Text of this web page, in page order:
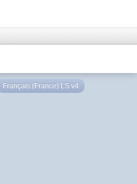
Français (France) LS v4